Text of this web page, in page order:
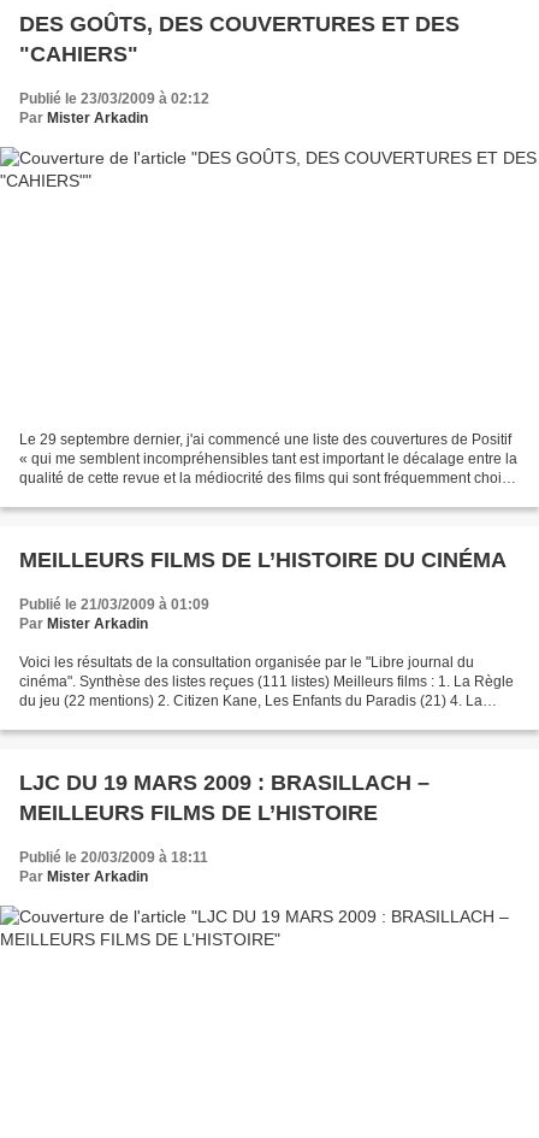
DES GOÛTS, DES COUVERTURES ET DES
"CAHIERS"
Publié le 23/03/2009 à 02:12
Par Mister Arkadin
Le 29 septembre dernier, j'ai commencé une liste des couvertures de Positif
« qui me semblent incompréhensibles tant est important le décalage entre la
qualité de cette revue et la médiocrité des films qui sont fréquemment choisis
MEILLEURS FILMS DE L’HISTOIRE DU CINÉMA
Publié le 21/03/2009 à 01:09
Par Mister Arkadin
Voici les résultats de la consultation organisée par le "Libre journal du
cinéma". Synthèse des listes reçues (111 listes) Meilleurs films : 1. La Règle
du jeu (22 mentions) 2. Citizen Kane, Les Enfants du Paradis (21) 4. La
LJC DU 19 MARS 2009 : BRASILLACH –
MEILLEURS FILMS DE L’HISTOIRE
Publié le 20/03/2009 à 18:11
Par Mister Arkadin